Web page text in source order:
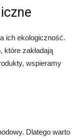
ich ekologiczność.
zakładają
wspieramy
Dlatego warto